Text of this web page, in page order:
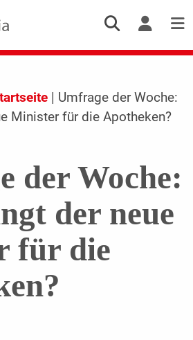
| Umfrage der Woche:
Minister für die Apotheken?
der Woche:
der neue
für die